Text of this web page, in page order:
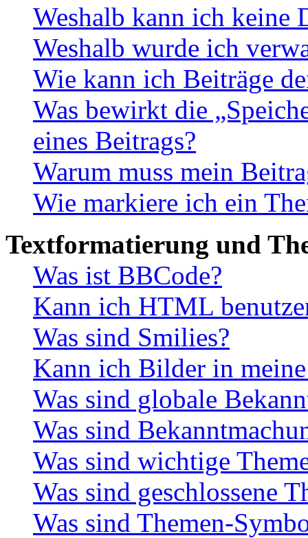
Weshalb kann ich keine
Weshalb wurde ich
Wie kann ich Beiträge
Was bewirkt die
eines Beitrags?
Warum muss mein
Wie markiere ich ein
Textformatierung und
Was ist BBCode?
Kann ich HTML
Was sind Smilies?
Kann ich Bilder in
Was sind globale
Was sind
Was sind wichtige
Was sind geschlossene
Was sind Themen-